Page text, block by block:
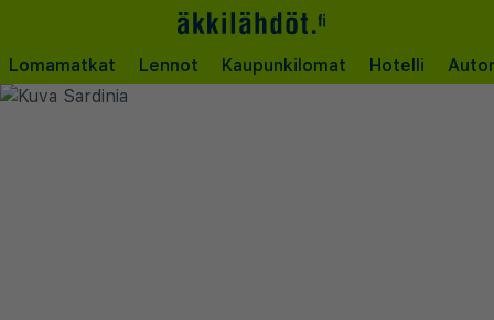
Lomamatkat Lennot Kaupunkilomat Hotelli